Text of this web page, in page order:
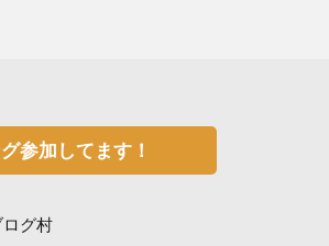
参加してます！
グ村